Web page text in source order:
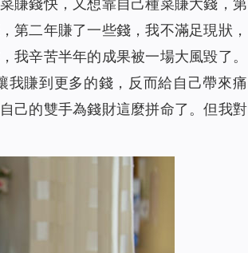
賺錢快，又想靠自己種菜賺大錢，第
第二年賺了一些錢，我不滿足現狀，
我辛苦半年的成果被一場大風毀了。
我賺到更多的錢，反而給自己帶來痛
己的雙手為錢財這麼拼命了。但我對